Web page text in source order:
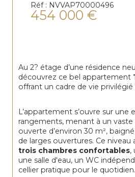
Réf : NVVAP70000496
454 000 €
Au 2? étage d’une résidence
découvrez ce bel appartement
offrant un cadre de vie
L’appartement s’ouvre sur une
rangements, menant à un vaste
ouverte d’environ 30 m²,
de larges ouvertures. Ce
trois chambres confortables,
une salle d'eau, un WC
cellier pratique pour le quotidien.